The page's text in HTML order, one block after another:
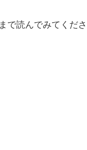
で読んでみてくださ